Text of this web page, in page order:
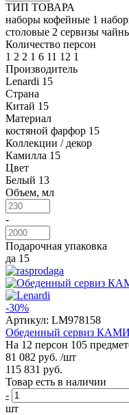
ТИП ТОВАРА
наборы кофейные 1
столовые 2 сервизы
Количество персон
1 2 2 1 6 11 12 1
Производитель
Lenardi 15
Страна
Китай 15
Материал
костяной фарфор 15
Коллекции / декор
Камилла 15
Цвет
Белый 13
Объем, мл
-
Подарочная упаковка
да 15
-30%
Артикул: LM978158
Обеденный сервиз
На 12 персон 105
81 082 руб. /шт
115 831 руб.
Товар есть в наличии
-
шт